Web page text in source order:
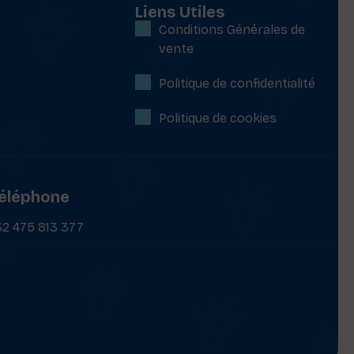
Liens Utiles
Conditions Générales de
vente
Politique de confidentialité
Politique de cookies
475 813 377